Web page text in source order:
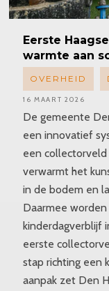
Eerste
warmte aan
De gemeente
een innovatief
een
verwarmt het
in de bodem en
Daarmee
kinderdagverblijf
eerste
stap richting een
aanpak zet Den
OVERHEID
16 MAART 2026